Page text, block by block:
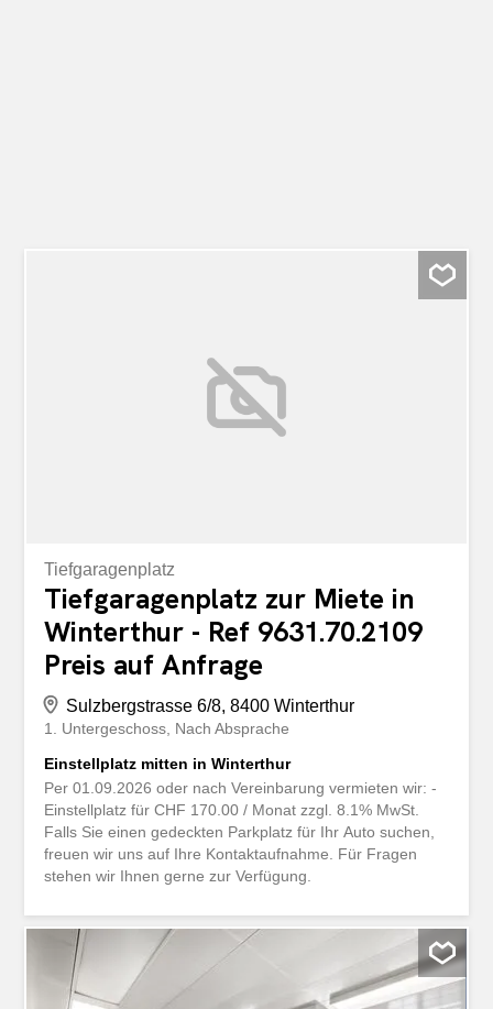
Tiefgaragenplatz
Tiefgaragenplatz zur Miete in
Winterthur - Ref 9631.70.2109
Preis auf Anfrage
Sulzbergstrasse 6/8, 8400 Winterthur
1. Untergeschoss Nach Absprache
Einstellplatz mitten in Winterthur
Per 01.09.2026 oder nach Vereinbarung vermieten wir: -
Einstellplatz für CHF 170.00 / Monat zzgl. 8.1% MwSt.
Falls Sie einen gedeckten Parkplatz für Ihr Auto suchen,
freuen wir uns auf Ihre Kontaktaufnahme. Für Fragen
stehen wir Ihnen gerne zur Verfügung.